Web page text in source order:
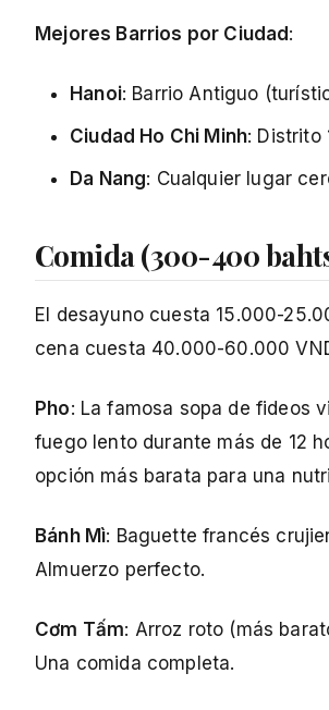
Mejores Barrios por Ciudad:
Hanoi: Barrio Antiguo
Ciudad Ho Chi Minh: Distrito
Da Nang: Cualquier lugar
Comida (300-400
El desayuno cuesta 15.000-
cena cuesta 40.000-60.000
Pho: La famosa sopa de fideos
fuego lento durante más de 12
opción más barata para una
Bánh Mì: Baguette francés
Almuerzo perfecto.
Cơm Tấm: Arroz roto (más
Una comida completa.